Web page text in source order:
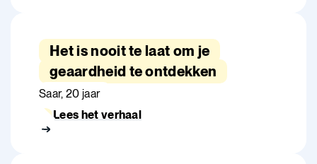
Het is nooit te laat om je
geaardheid te ontdekken
Saar, 20 jaar
Lees het verhaal